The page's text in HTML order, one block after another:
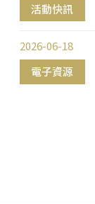
活動快訊
電子資源
2026-06-18